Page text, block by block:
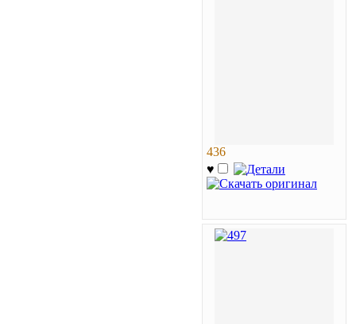
436
♥